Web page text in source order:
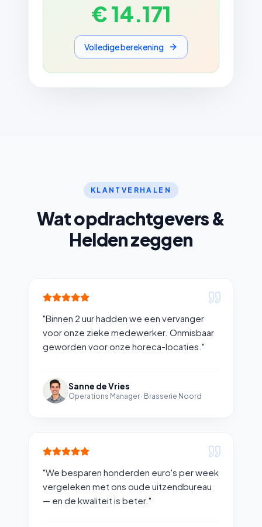
€ 14.171
Volledige berekening
KLANTVERHALEN
Wat opdrachtgevers &
Helden zeggen
"Binnen 2 uur hadden we een vervanger
voor onze zieke medewerker. Onmisbaar
geworden voor onze horeca-locaties. "
Sanne de Vries
Operations Manager · Brasserie Noord
"We besparen honderden euro's per week
vergeleken met ons oude uitzendbureau
— en de kwaliteit is beter. "